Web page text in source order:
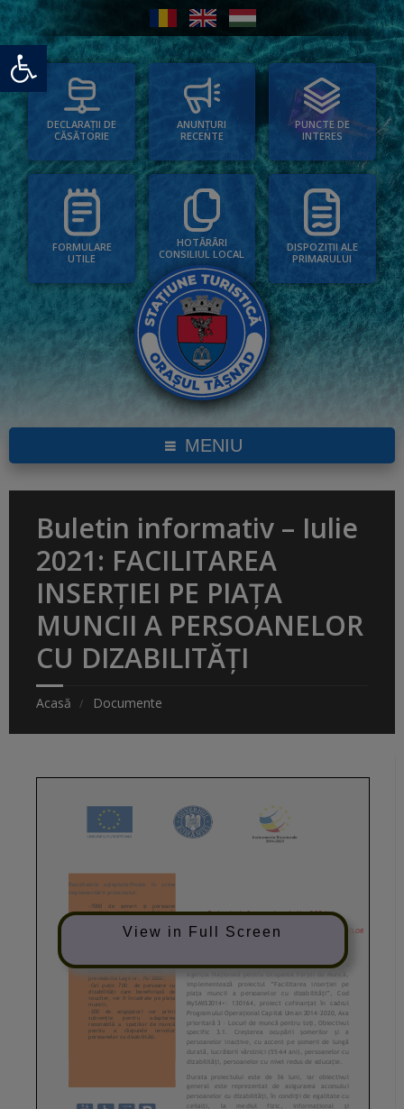
Deschide bara de unelte
DECLARAȚII DE
CĂSĂTORIE
ANUNȚURI
RECENTE
PUNCTE DE
INTERES
FORMULARE
UTILE
HOTĂRÂRI
CONSILIUL LOCAL
DISPOZIȚII ALE
PRIMARULUI
MENIU
Buletin informativ – Iulie
2021: FACILITAREA
INSERȚIEI PE PIAȚA
MUNCII A PERSOANELOR
CU DIZABILITĂȚI
Acasă Documente
View in Full Screen